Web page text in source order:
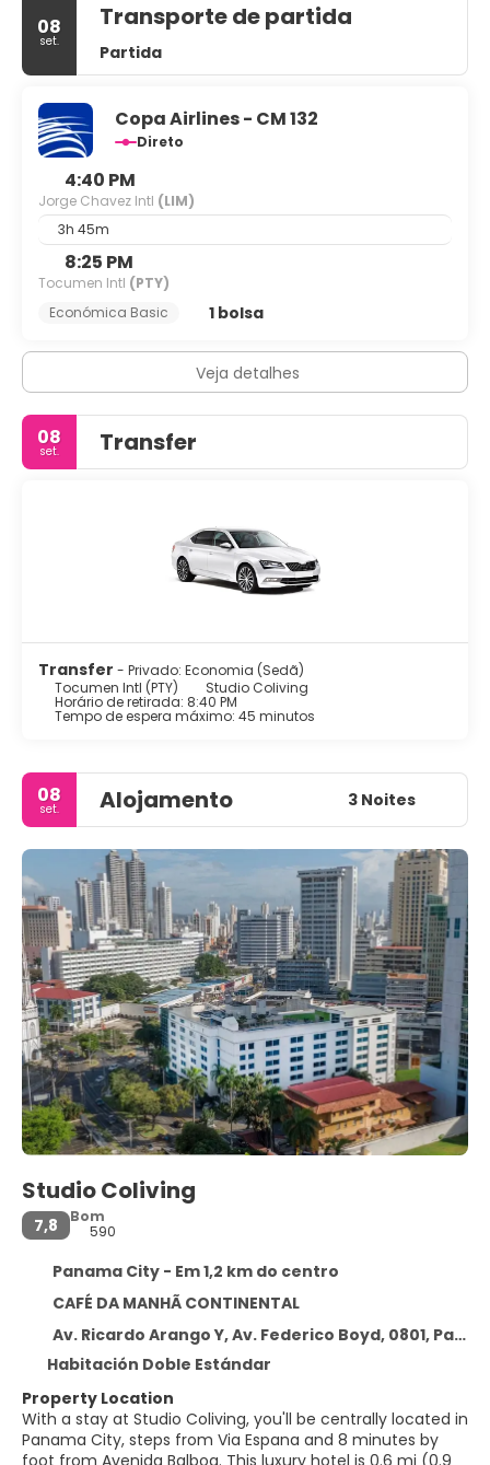
08
set.
Transporte de partida
Partida
Copa Airlines - CM 132
Direto
4:40 PM
Jorge Chavez Intl (LIM)
3h 45m
8:25 PM
Tocumen Intl (PTY)
Económica Basic
1 bolsa
Veja detalhes
08
set. Transfer
Transfer - Privado: Economia (Sedã)
Tocumen Intl (PTY)
Studio Coliving
Horário de retirada: 8:40 PM
Tempo de espera máximo: 45 minutos
08
set. Alojamento 3 Noites
Studio Coliving
7,8
Bom
590
Panama City - Em 1,2 km do centro
CAFÉ DA MANHÃ CONTINENTAL
Av. Ricardo Arango Y, Av. Federico Boyd, 0801, Panama City, Panama City
Habitación Doble Estándar
Property Location
With a stay at Studio Coliving, you'll be centrally located in
Panama City, steps from Via Espana and 8 minutes by